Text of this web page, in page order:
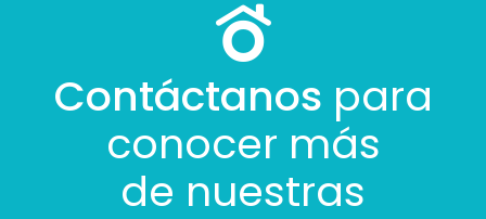
Contáctanos para
conocer más
de nuestras